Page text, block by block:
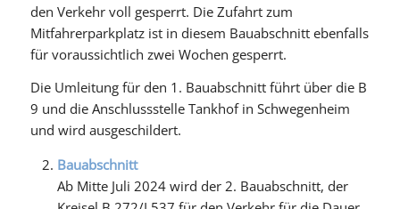
den Verkehr voll gesperrt. Die Zufahrt zum
Mitfahrerparkplatz ist in diesem Bauabschnitt ebenfalls
für voraussichtlich zwei Wochen gesperrt.
Die Umleitung für den 1. Bauabschnitt führt über die B
9 und die Anschlussstelle Tankhof in Schwegenheim
und wird ausgeschildert.
Bauabschnitt
Ab Mitte Juli 2024 wird der 2. Bauabschnitt, der